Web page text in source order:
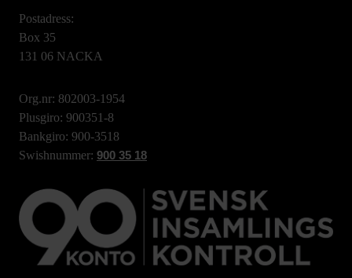
Postadress:
Box 35
131 06 NACKA
Org.nr: 802003-1954
Plusgiro: 900351-8
Bankgiro: 900-3518
Swishnummer: 900 35 18